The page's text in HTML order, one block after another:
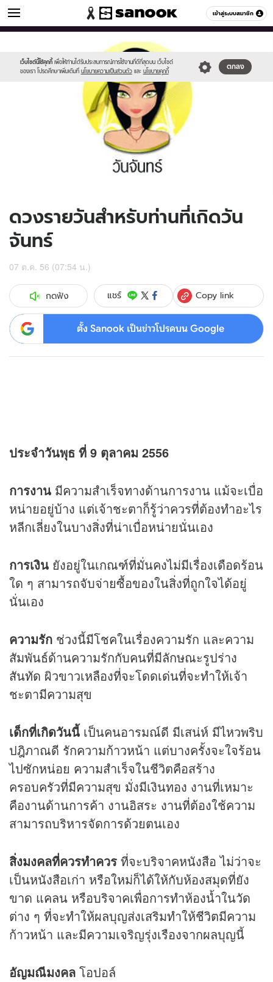
เข้าสู่ระบบสมาชิก
ดูดวง หมวดอื่นๆ
เว็บไซต์นี้ใช้คุกกี้ เพื่อให้ท่านได้รับประสบการณ์การใช้งานที่ดีที่สุดบน เว็บไซต์
ของเรา โปรดศึกษาเพิ่มเติมที่ นโยบายความเป็นส่วนตัว และ นโยบายคุกกี้
ตกลง
sanook.png
ดวงรายวันสำหรับท่านที่เกิดวัน
จันทร์
07 ต.ค. 56 (07:54 น.)
กดฟัง แชร์ Copy link
ตั้ง Sanook เป็นข่าวโปรดบน Google
ประจำวันพุธ ที่ 9 ตุลาคม 2556
การงาน มีความสำเร็จทางด้านการงาน แม้จะเบื่อ
หน่ายอยู่บ้าง แต่เจ้าชะตาก็รู้ว่าควรที่ต้องทำอะไร
หลีกเลี่ยงในบางสิ่งที่น่าเบื่อหน่ายนั่นเอง
การเงิน ยังอยู่ในเกณฑ์ที่มั่นคงไม่มีเรื่องเดือดร้อน
ใด ๆ สามารถจับจ่ายซื้อของในสิ่งที่ถูกใจได้อยู่
นั่นเอง
ความรัก ช่วงนี้มีโชคในเรื่องความรัก และความ
สัมพันธ์ด้านความรักกับคนที่มีลักษณะรูปร่าง
สันทัด ผิวขาวเหลืองที่จะโดดเด่นที่จะทำให้เจ้า
ชะตามีความสุข
เด็กที่เกิดวันนี้ เป็นคนอารมณ์ดี มีเสน่ห์ มีไหวพริบ
ปฎิภาณดี รักความก้าวหน้า แต่บางครั้งจะใจร้อน
ไปซักหน่อย ความสำเร็จในชีวิตคือสร้าง
ครอบครัวที่มีความสุข มั่งมีเงินทอง งานที่เหมาะ
คืองานด้านการค้า งานอิสระ งานที่ต้องใช้ความ
สามารถบริหารจัดการด้วยตนเอง
สิ่งมงคลที่ควรทำควร ที่จะบริจาคหนังสือ ไม่ว่าจะ
เป็นหนังสือเก่า หรือใหม่ก็ได้ให้กับห้องสมุดที่ยัง
ขาด แคลน หรือบริจาคเพื่อการทำห้องน้ำในวัด
ต่าง ๆ ที่จะทำให้ผลบุญส่งเสริมทำให้ชีวิตมีความ
ก้าวหน้า และมีความเจริญรุ่งเรืองจากผลบุญนี้
อัญมณีมงคล โอปอล์